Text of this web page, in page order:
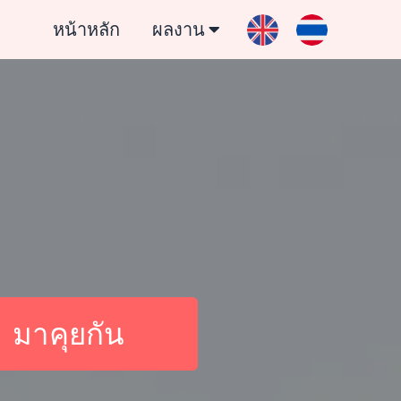
หน้าหลัก ผลงาน
มาคุยกัน